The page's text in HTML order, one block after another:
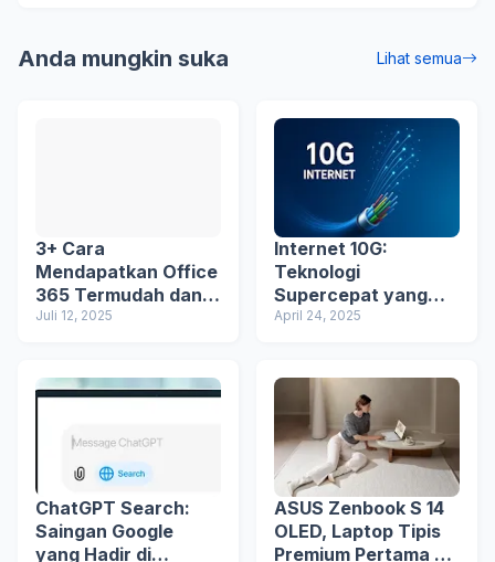
Anda mungkin suka Lihat semua
3+ Cara
Mendapatkan Office
365 Termudah dan
Keunggulannya
Juli 12, 2025
Internet 10G:
Teknologi
Supercepat yang
Siap Ubah Indonesia
April 24, 2025
ChatGPT Search:
Saingan Google
yang Hadir di
ASUS Zenbook S 14
OLED, Laptop Tipis
Premium Pertama di